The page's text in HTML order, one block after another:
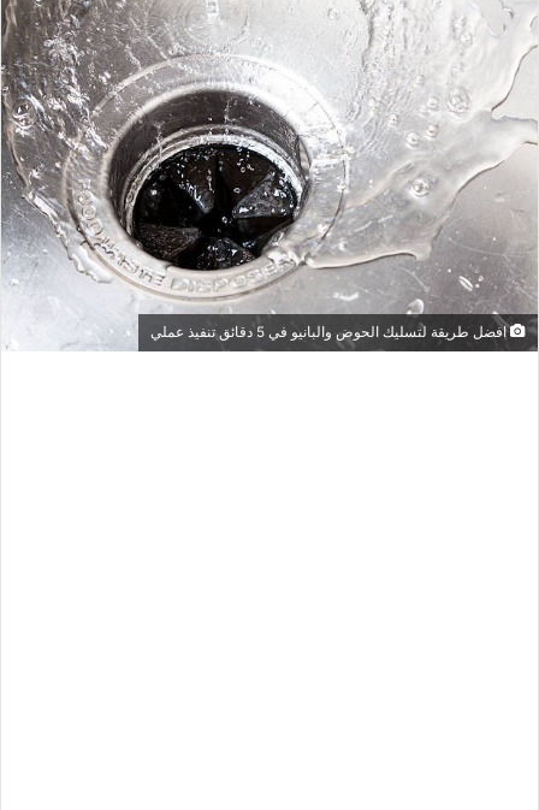
افضل طريقة لتسليك الحوض والبانيو في 5 دقائق تنفيذ عملي